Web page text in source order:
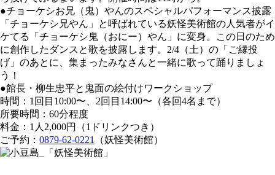
●チョーケシお兄（鬼）やんのスペシャルパフォーマンス披露
「チョーケシ兄やん」と呼ばれている妖怪美術館の人気者がイ
ケてる「チョーケシ鬼（おにー）やん」に変身。この日のため
に創作したダンスと歌を披露します。2/4（土）の「ご縁投
げ」のあとに、集まったみなさんと一緒に歌って踊りましょ
う！
●館長・柳生忠平と鬼面の絵付けワークショップ
時間：1回目10:00〜、2回目14:00〜（各回4名まで）
所要時間：60分程度
料金：1人2,000円（1ドリンクつき）
ご予約： 0879-62-0221 （妖怪美術館）